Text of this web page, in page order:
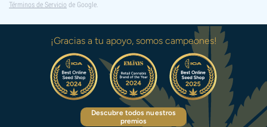
Términos de Servicio de Google.
¡Gracias a tu apoyo, somos campeones!
Descubre todos nuestros
premios